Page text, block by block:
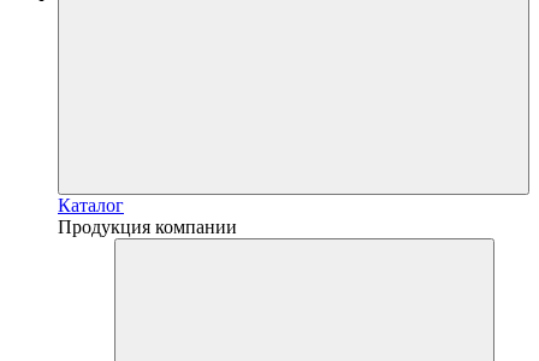
Каталог
Продукция компании